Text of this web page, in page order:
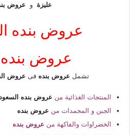
عليزة و عروض
عروض بنده
عروض بنده 2025
تشمل عروض بنده فى عروض
المنتجات الغذائية من عروض بنده
الجبن و المجمدات من عروض بنده
الخضراوات والفاكهة من عروض بنده